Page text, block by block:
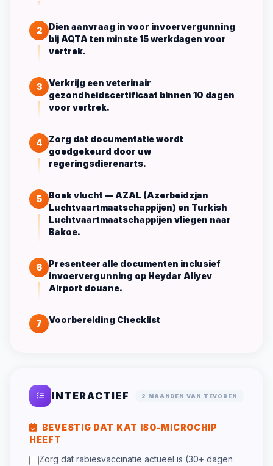
2
Dien aanvraag in voor invoervergunning
bij AQTA ten minste 15 werkdagen voor
vertrek.
3
Verkrijg een veterinair
gezondheidscertificaat binnen 10 dagen
voor vertrek.
4
Zorg dat documentatie wordt
goedgekeurd door uw
regeringsdierenarts.
5
Boek vlucht — AZAL (Azerbeidzjan
Luchtvaartmaatschappijen) en Turkish
Luchtvaartmaatschappijen vliegen naar
Bakoe.
6
Presenteer alle documenten inclusief
invoervergunning op Heydar Aliyev
Airport douane.
7 Voorbereiding Checklist
INTERACTIEF 2 MAANDEN VAN TEVOREN
BEVESTIG DAT KAT ISO-MICROCHIP
HEEFT
Zorg dat rabiesvaccinatie actueel is (30+ dagen